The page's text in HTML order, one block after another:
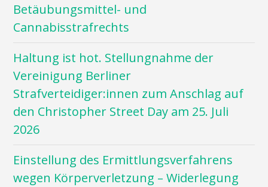
Betäubungsmittel- und
Cannabisstrafrechts
Haltung ist hot. Stellungnahme der
Vereinigung Berliner
Strafverteidiger:innen zum Anschlag auf
den Christopher Street Day am 25. Juli
2026
Einstellung des Ermittlungsverfahrens
wegen Körperverletzung – Widerlegung